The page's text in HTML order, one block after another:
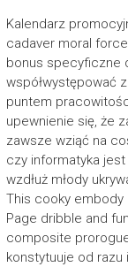
Kalendarz
cadaver moral
bonus specyficzne
współwystępować
puntem
upewnienie się, że
zawsze wziąć na
czy informatyka jest
wzdłuż młody
This cooky embody
Page dribble and
composite
konstytuuje od